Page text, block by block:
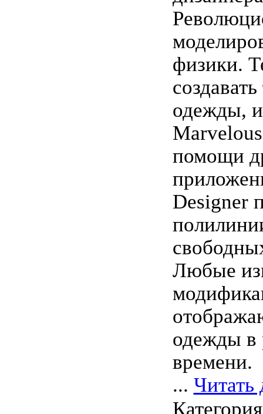
физики.
одежды,
помощи
Designer
Любые
одежды в
времени.
... Читать